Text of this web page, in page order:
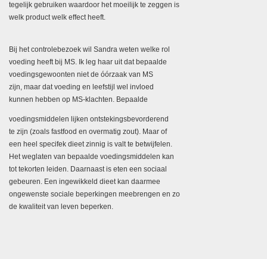
tegelijk gebruiken waardoor het moeilijk te zeggen is
welk product welk eﬀect heeft.
Bij het controlebezoek wil Sandra weten welke rol
voeding heeft bij MS. Ik leg haar uit dat bepaalde
voedingsgewoonten niet de óórzaak van MS
zijn, maar dat voeding en leefstijl wel invloed
kunnen hebben op MS-klachten. Bepaalde
voedingsmiddelen lijken ontstekingsbevorderend
te zijn (zoals fastfood en overmatig zout). Maar of
een heel specifek dieet zinnig is valt te betwijfelen.
Het weglaten van bepaalde voedingsmiddelen kan
tot tekorten leiden. Daarnaast is eten een sociaal
gebeuren. Een ingewikkeld dieet kan daarmee
ongewenste sociale beperkingen meebrengen en zo
de kwaliteit van leven beperken.